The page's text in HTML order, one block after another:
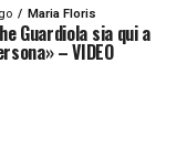
Maria Floris
Guardiola sia qui a
– VIDEO